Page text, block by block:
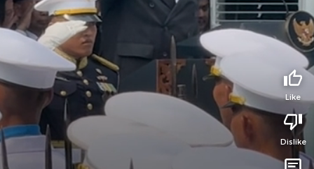
Like
Dislike
Facebook
Suka video ini?
Login untuk menyampaikan pendapat.
Masuk
Tidak suka video ini?
Login untuk menyampaikan pendapat.
Masuk